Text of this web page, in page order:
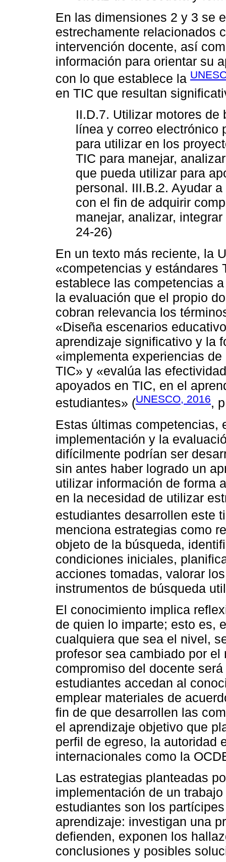
En las dimensiones 2 y 3 se
estrechamente relacionados
intervención docente, así
información para orientar su
con lo que establece la
en TIC que resultan
II.D.7. Utilizar motores
línea y correo electrónico
para utilizar en los
TIC para manejar,
que pueda utilizar para
personal. III.B.2. Ayudar
con el fin de adquirir
manejar, analizar,
24-26)
En un texto más reciente, la
«competencias y estándares
establece las competencias
la evaluación que el propio
cobran relevancia los
«Diseña escenarios
aprendizaje significativo y la
«implementa experiencias
TIC» y «evalúa las
apoyados en TIC, en el
estudiantes» (UNESCO, 2016,
Estas últimas competencias,
implementación y la
difícilmente podrían ser
sin antes haber logrado un
utilizar información de forma
en la necesidad de utilizar
estudiantes desarrollen este
menciona estrategias como
objeto de la búsqueda,
condiciones iniciales,
acciones tomadas, valorar
instrumentos de búsqueda
El conocimiento implica
de quien lo imparte; esto es,
cualquiera que sea el nivel,
profesor sea cambiado por
compromiso del docente
estudiantes accedan al
emplear materiales de
fin de que desarrollen las
el aprendizaje objetivo que
perfil de egreso, la autoridad
internacionales como la
Las estrategias planteadas
implementación de un
estudiantes son los
aprendizaje: investigan una
defienden, exponen los
conclusiones y posibles